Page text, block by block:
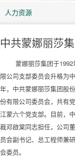
人力资源
中共蒙娜丽莎
蒙娜丽莎集团于1992
限公司支部委员会升格为
年，中共蒙娜丽莎集团股
份有限公司委员会，共有
江蒙六个党支部。目前，
裁邓啟棠同志担任，公司
员会副书记、总工程师兼
会委员。